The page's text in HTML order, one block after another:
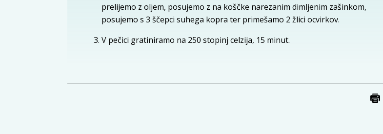
prelijemo z oljem, posujemo z na koščke narezanim dimljenim zašinkom,
posujemo s 3 ščepci suhega kopra ter primešamo 2 žlici ocvirkov.
V pečici gratiniramo na 250 stopinj celzija, 15 minut.